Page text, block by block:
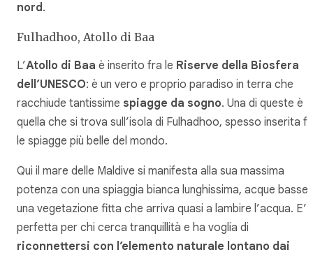
nord.
Fulhadhoo, Atollo di Baa
L’Atollo di Baa è inserito fra le Riserve della Biosfera
dell’UNESCO: è un vero e proprio paradiso in terra che
racchiude tantissime spiagge da sogno. Una di queste è
quella che si trova sull’isola di Fulhadhoo, spesso inserita
le spiagge più belle del mondo.
Qui il mare delle Maldive si manifesta alla sua massima
potenza con una spiaggia bianca lunghissima, acque basse
una vegetazione fitta che arriva quasi a lambire l’acqua. E’
perfetta per chi cerca tranquillità e ha voglia di
riconnettersi con l’elemento naturale lontano dai